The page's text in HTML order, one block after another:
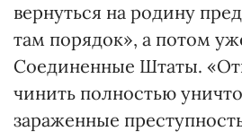
вернуться на родину
там порядок», а потом
Соединенные Штаты.
чинить полностью
зараженные